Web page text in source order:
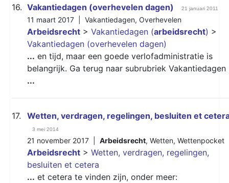
16. Vakantiedagen (overhevelen dagen) 21 januari 2011
11 maart 2017 | Vakantiedagen, Overhevelen
Arbeidsrecht > Vakantiedagen (arbeidsrecht) >
Vakantiedagen (overhevelen dagen)
... en tijd, maar een goede verlofadministratie is
belangrijk. Ga terug naar subrubriek Vakantiedagen
...
17. Wetten, verdragen, regelingen, besluiten et
3 mei 2014
21 november 2017 | Arbeidsrecht, Wetten, Wettenpocket
Arbeidsrecht > Wetten, verdragen, regelingen,
besluiten et cetera
... et cetera te vinden zijn, onder meer: